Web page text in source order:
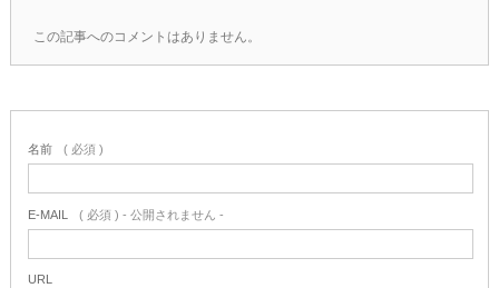
この記事へのコメントはありません。
名前 ( 必須 )
E-MAIL ( 必須 ) - 公開されません -
URL